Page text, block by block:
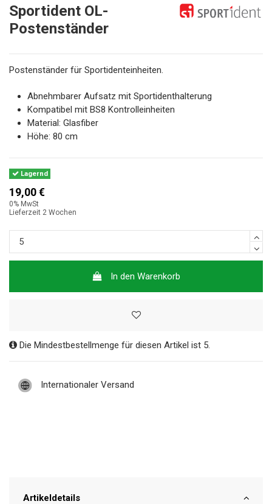
Sportident OL-
Postenständer
Postenständer für Sportidenteinheiten.
Abnehmbarer Aufsatz mit Sportidenthalterung
Kompatibel mit BS8 Kontrolleinheiten
Material: Glasfiber
Höhe: 80 cm
Lagernd
19,00 €
0% MwSt
Lieferzeit 2 Wochen
In den Warenkorb
Die Mindestbestellmenge für diesen Artikel ist 5.
Internationaler Versand
Artikeldetails